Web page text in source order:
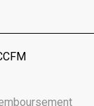
ici en tant